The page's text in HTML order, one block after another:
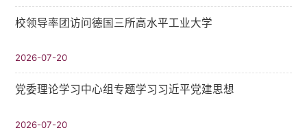
校领导率团访问德国三所高水平工业大学
2026-07-20
党委理论学习中心组专题学习习近平党建思想
2026-07-20